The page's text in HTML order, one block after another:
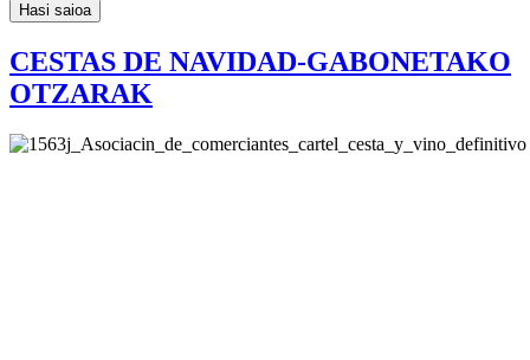
Hasi saioa
CESTAS DE NAVIDAD-GABONETAKO
OTZARAK